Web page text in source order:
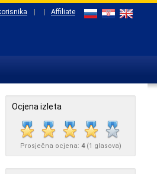
Affiliate
Ocjena izleta
Prosječna ocjena: 4(1 glasova)